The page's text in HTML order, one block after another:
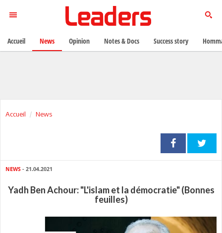
Accueil News
NEWS - 21.04.2021
Yadh Ben Achour: "L'islam et la démocratie" (Bonnes
feuilles)
Accueil News Opinion Notes & Docs Success story